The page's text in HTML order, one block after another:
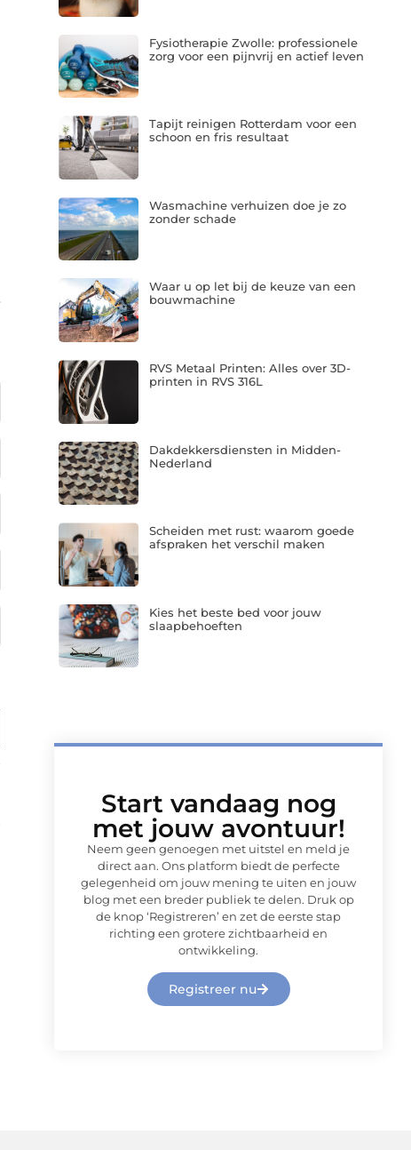
Fysiotherapie Zwolle: professionele
zorg voor een pijnvrij en actief leven
Tapijt reinigen Rotterdam voor een
schoon en fris resultaat
Wasmachine verhuizen doe je zo
zonder schade
Waar u op let bij de keuze van een
bouwmachine
RVS Metaal Printen: Alles over 3D-
printen in RVS 316L
Dakdekkersdiensten in Midden-
Nederland
Scheiden met rust: waarom goede
afspraken het verschil maken
Kies het beste bed voor jouw
slaapbehoeften
Start vandaag nog
met jouw avontuur!
Neem geen genoegen met uitstel en meld je
direct aan. Ons platform biedt de perfecte
gelegenheid om jouw mening te uiten en jouw
blog met een breder publiek te delen. Druk op
de knop ‘Registreren’ en zet de eerste stap
richting een grotere zichtbaarheid en
ontwikkeling.
Registreer nu